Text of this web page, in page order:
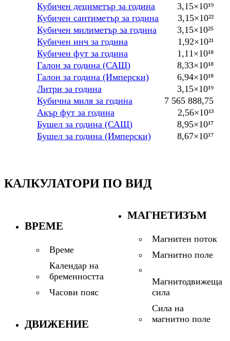
Кубичен дециметър за година
3,15×10¹⁹
Кубичен сантиметър за година
3,15×10²²
Кубичен милиметър за година
3,15×10²⁵
Кубичен инч за година
1,92×10²¹
Кубичен фут за година
1,11×10¹⁸
Галон за година (САЩ)
8,33×10¹⁸
Галон за година (Имперски)
6,94×10¹⁸
Литри за година
3,15×10¹⁹
Кубична миля за година
7 565 888,75
Акър фут за година
2,56×10¹³
Бушел за година (САЩ)
8,95×10¹⁷
Бушел за година (Имперски)
8,67×10¹⁷
КАЛКУЛАТОРИ ПО ВИД
ВРЕМЕ
Време
Календар на
бременността
Часови пояс
ДВИЖЕНИЕ
МАГНЕТИЗЪМ
Магнитен поток
Магнитно поле
Магнитодвижеща
сила
Сила на
магнитно поле